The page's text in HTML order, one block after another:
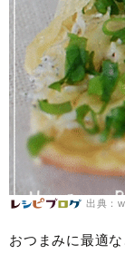
出典：
おつまみに最適